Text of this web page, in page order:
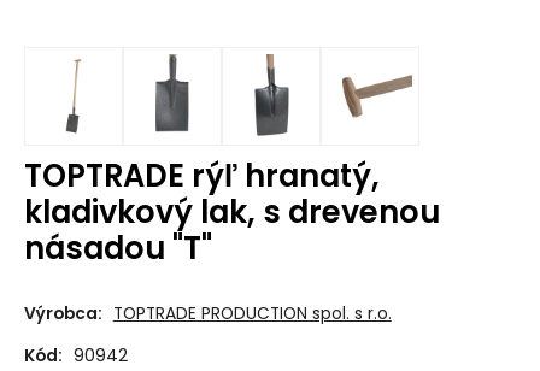
TOPTRADE rýľ hranatý,
kladivkový lak, s drevenou
násadou "T"
Výrobca: TOPTRADE PRODUCTION spol. s r.o.
Kód: 90942